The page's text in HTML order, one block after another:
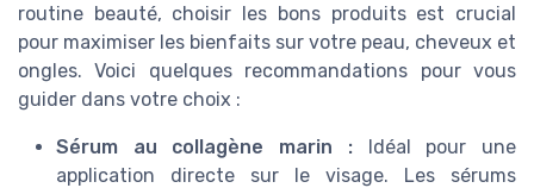
routine beauté, choisir les bons produits est crucial
pour maximiser les bienfaits sur votre peau, cheveux et
ongles. Voici quelques recommandations pour vous
guider dans votre choix :
Sérum au collagène marin :Idéal pour une
application directe sur le visage. Les sérums